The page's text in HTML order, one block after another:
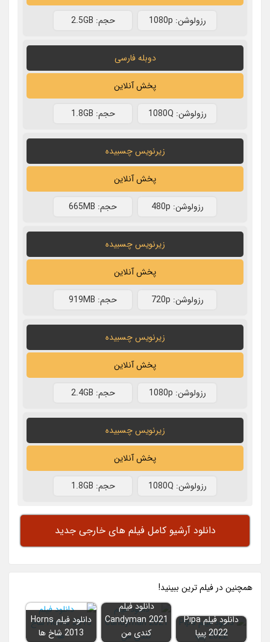
رزولوشن: 1080p حجم: 2.5GB
دوبله فارسی
پخش آنلاین
رزولوشن: 1080Q حجم: 1.8GB
زیرنویس چسبیده
پخش آنلاین
رزولوشن: 480p حجم: 665MB
زیرنویس چسبیده
پخش آنلاین
رزولوشن: 720p حجم: 919MB
زیرنویس چسبیده
پخش آنلاین
رزولوشن: 1080p حجم: 2.4GB
زیرنویس چسبیده
پخش آنلاین
رزولوشن: 1080Q حجم: 1.8GB
دانلود آرشیو کامل فیلم های خارجی جدید
همچنين در فيلم ترين ببينيد!
دانلود فیلم Pipa
2022 پیپا
دانلود فیلم
Candyman 2021
کندی من
دانلود فیلم Horns
2013 شاخ ها